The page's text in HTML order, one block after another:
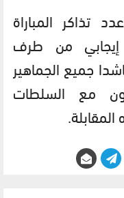
تذاكر المباراة
إيجابي من طرف
جميع الجماهير
مع السلطات